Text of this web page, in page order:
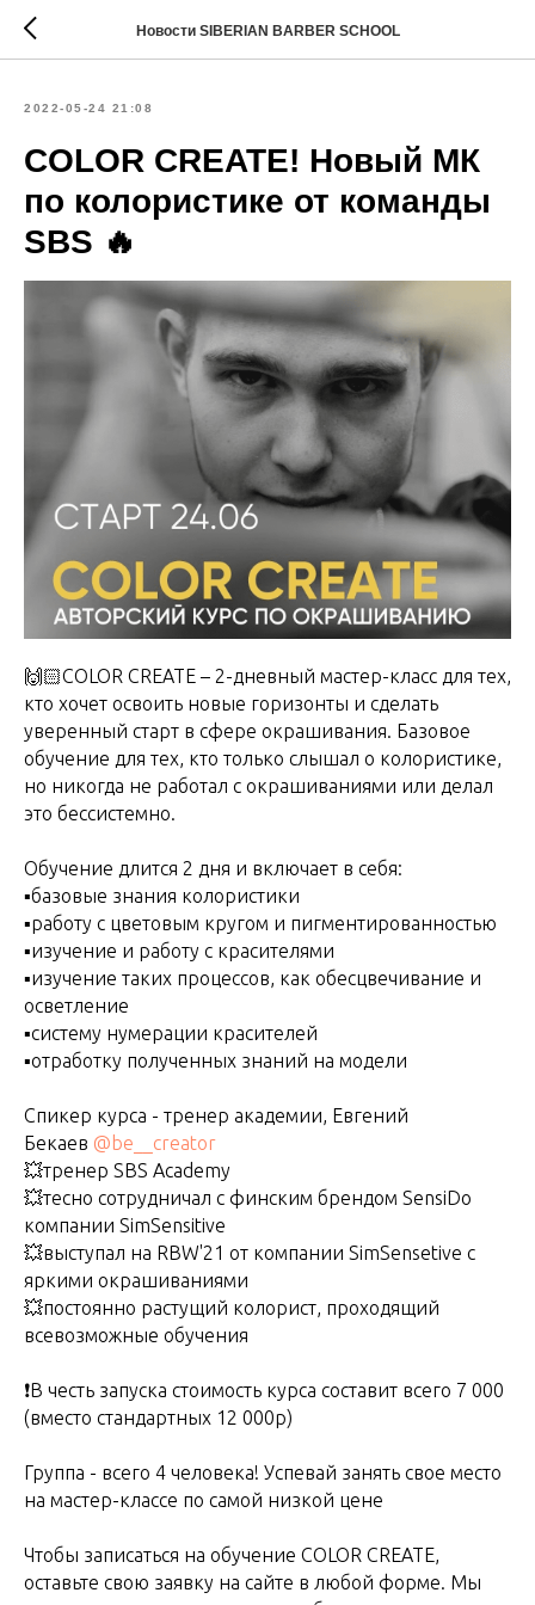
Новости SIBERIAN BARBER SCHOOL
2022-05-24 21:08
COLOR CREATE! Новый МК
по колористике от команды
SBS 🔥
🙌🏻COLOR CREATE – 2-дневный мастер-класс для тех,
кто хочет освоить новые горизонты и сделать
уверенный старт в сфере окрашивания. Базовое
обучение для тех, кто только слышал о колористике,
но никогда не работал с окрашиваниями или делал
это бессистемно.
Обучение длится 2 дня и включает в себя:
▪️базовые знания колористики
▪️работу с цветовым кругом и пигментированностью
▪️изучение и работу с красителями
▪️изучение таких процессов, как обесцвечивание и
осветление
▪️систему нумерации красителей
▪️отработку полученных знаний на модели
Спикер курса - тренер академии, Евгений
Бекаев @be__creator
💥тренер SBS Academy
💥тесно сотрудничал с финским брендом SensiDo
компании SimSensitive
💥выступал на RBW'21 от компании SimSensetive с
яркими окрашиваниями
💥постоянно растущий колорист, проходящий
всевозможные обучения
❗️В честь запуска стоимость курса составит всего 7 000
(вместо стандартных 12 000р)
Группа - всего 4 человека! Успевай занять свое место
на мастер-классе по самой низкой цене
Чтобы записаться на обучение COLOR CREATE,
оставьте свою заявку на сайте в любой форме. Мы